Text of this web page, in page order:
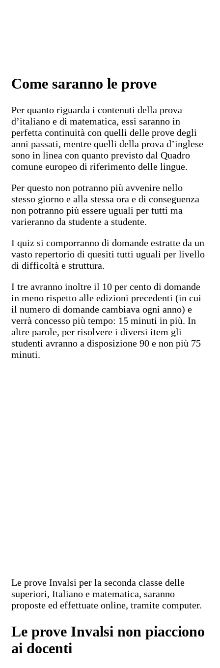
Come saranno le prove
Per quanto riguarda i contenuti della prova
d’italiano e di matematica, essi saranno in
perfetta continuità con quelli delle prove degli
anni passati, mentre quelli della prova d’inglese
sono in linea con quanto previsto dal Quadro
comune europeo di riferimento delle lingue.
Per questo non potranno più avvenire nello
stesso giorno e alla stessa ora e di conseguenza
non potranno più essere uguali per tutti ma
varieranno da studente a studente.
I quiz si comporranno di domande estratte da un
vasto repertorio di quesiti tutti uguali per livello
di difficoltà e struttura.
I tre avranno inoltre il 10 per cento di domande
in meno rispetto alle edizioni precedenti (in cui
il numero di domande cambiava ogni anno) e
verrà concesso più tempo: 15 minuti in più. In
altre parole, per risolvere i diversi item gli
studenti avranno a disposizione 90 e non più 75
minuti.
Le prove Invalsi per la seconda classe delle
superiori, Italiano e matematica, saranno
proposte ed effettuate online, tramite computer.
Le prove Invalsi non piacciono
ai docenti